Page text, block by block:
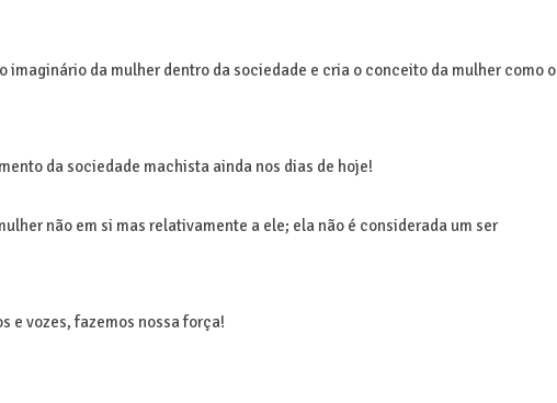
da mulher dentro da sociedade e cria o conceito da mulher como o
da sociedade machista ainda nos dias de hoje!
não em si mas relativamente a ele; ela não é considerada um ser
e vozes, fazemos nossa força!